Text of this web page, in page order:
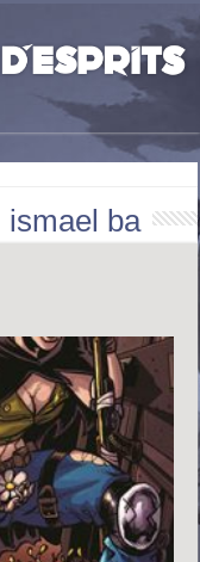
ismael ba